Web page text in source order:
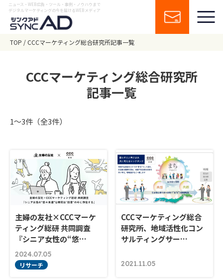
ニュース・WEB広告・ツール・事例・ノウハウまで
デジタルマーケティングの今を届けるWEBメディア
TOP CCCマーケティング総合研究所記事一覧
CCCマーケティング総合研究所
記事一覧
1〜3件（全3件）
主婦の友社×CCCマーケ
ティング総研 共同調査
『シニア女性の“悠…
2024.07.05
リサーチ
CCCマーケティング総合
研究所、地域活性化コン
サルティングサー…
2021.11.05